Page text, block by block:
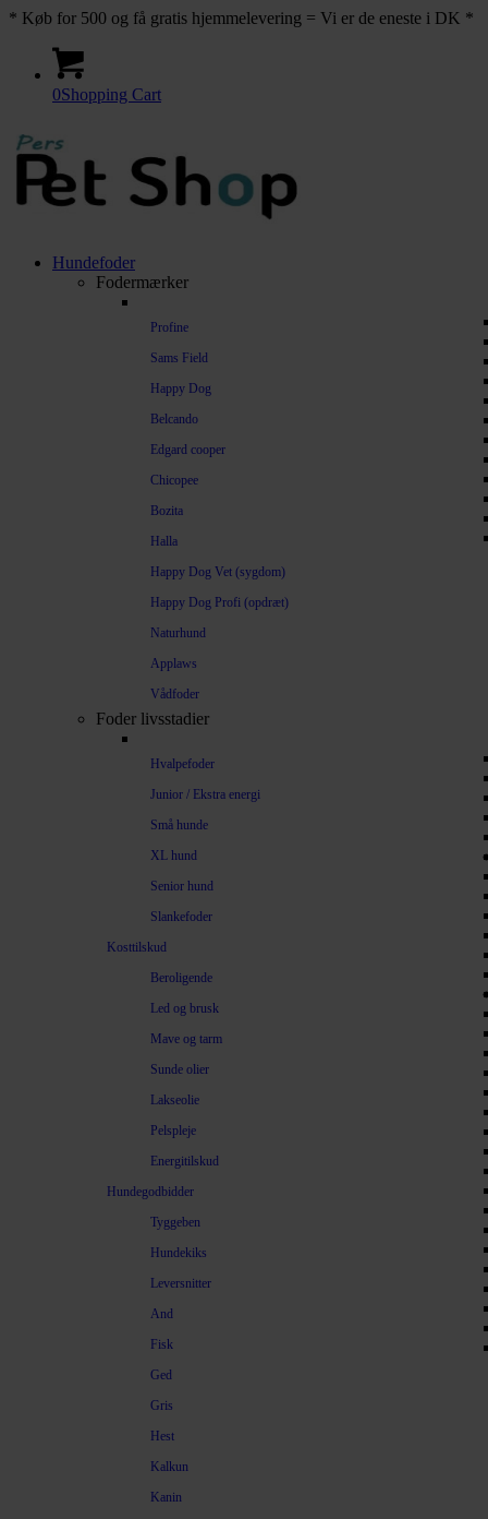
* Køb for 500 og få gratis hjemmelevering = Vi er de eneste i DK *
0Shopping Cart
Hundefoder
Fodermærker
Profine
Sams Field
Happy Dog
Belcando
Edgard cooper
Chicopee
Bozita
Halla
Happy Dog Vet (sygdom)
Happy Dog Profi (opdræt)
Naturhund
Applaws
Vådfoder
Foder livsstadier
Hvalpefoder
Junior / Ekstra energi
Små hunde
XL hund
Senior hund
Slankefoder
Kosttilskud
Beroligende
Led og brusk
Mave og tarm
Sunde olier
Lakseolie
Pelspleje
Energitilskud
Hundegodbidder
Tyggeben
Hundekiks
Leversnitter
And
Fisk
Ged
Gris
Hest
Kalkun
Kanin